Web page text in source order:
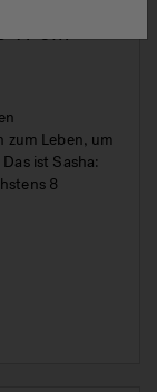
H cm –
zum Leben, um
ist Sasha:
8